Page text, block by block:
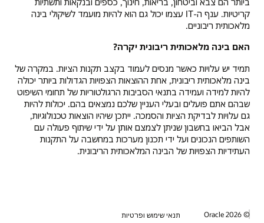
קריטיות. ענף ה-IT עצמו יכול גם הוא להיות מועמד לשיקולי בינה
מלאכותית ריבוניים.
האם בינה מלאכותית ריבונית יקרה?
תמיד יש עלויות כאשר מנסים לעמוד בקצב תקנות הציות. במקרה של
בינה מלאכותית ריבונית, אחת ההוצאות הצפויות הגדולות ביותר יכולה
להיות למידה ועמידה בתנאי הסביבות הרגולטוריות של תחומי השיפוט
שבהם אתם פועלים ובעלי העניין שלכם נמצאים בהם. יכולות להיות
גם עלויות לבדיקת הציות והסמכה. ייתכן שיהיו הוצאות טכנולוגיות,
אבל הביאו בחשבון שניתן לצמצם אותן על ידי שיתוף פעולה עם
השותפים הנכונים ועל ידי תכנון מערכות במחשבה על התקנות
העתידיות הצפויות של הבינה המלאכותית הריבונית.
© 2026 Oracle תנאי שימוש ופרטיות